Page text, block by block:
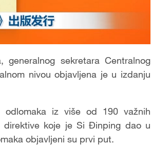
sekretara Centralnog
nivou objavljena je u izdanju
iz više od 190 važnih
direktive koje je Si Đinping dao u
objavljeni su prvi put.